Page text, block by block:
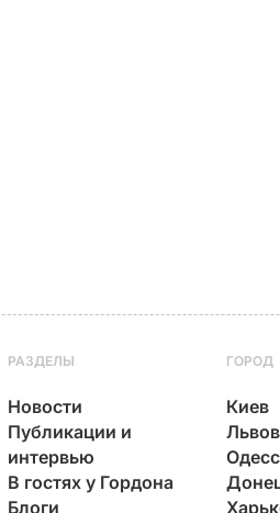
РАЗДЕЛЫ
Новости
Публикации и
интервью
В гостях у Гордона
Блоги
ГОРОД
Киев
Львов